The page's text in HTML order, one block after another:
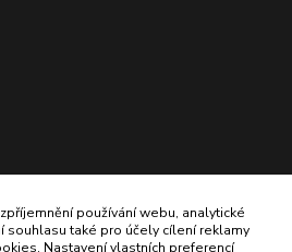
používání webu, analytické
souhlasu také pro účely cílení reklamy
Nastavení vlastních preferencí